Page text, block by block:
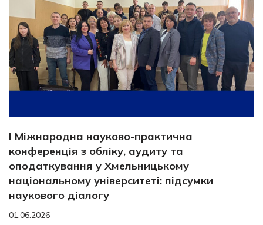
І Міжнародна науково-практична
конференція з обліку, аудиту та
оподаткування у Хмельницькому
національному університеті: підсумки
наукового діалогу
01.06.2026